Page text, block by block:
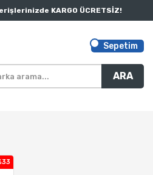
KARGO ÜCRETSİZ!
ARA
Sepetim